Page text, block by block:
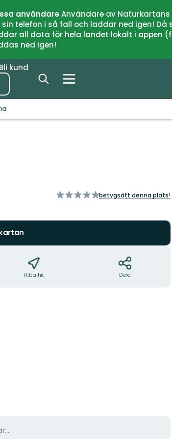
användareAnvändare av
telefon i så fall och laddar ned igen!
all data för hela landet lokalt i
ned igen!
Bli kund
av
betygsätt denna plats!
Hitta hit Dela